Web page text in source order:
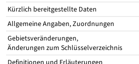
Kürzlich bereitgestellte Daten
Allgemeine Angaben, Zuordnungen
Gebietsveränderungen,
Änderungen zum Schlüsselverzeichnis